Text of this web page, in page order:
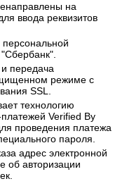
на
ввода реквизитов
передача
режиме с
SSL.
технологию
Verified By
проведения платежа
пароля.
адрес электронной
об авторизации